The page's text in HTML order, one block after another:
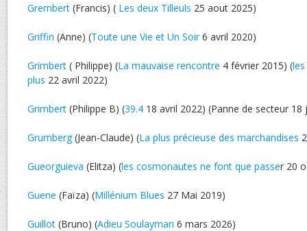
Grembert (Francis) ( Les deux Tilleuls 25 aout 2025)
Griffin (Anne) (Toute une Vie et Un Soir6 avril 2020)
Grimbert ( Philippe) (La mauvaise rencontre 4 février 2015) (
plus 22 avril 2022)
Grimbert (Philippe B) (39.4 18 avril 2022) (Panne de secteur 18
Grumberg(Jean-Claude) (La plus précieuse des marchandises
Gueorguieva (Elitza) (les cosmonautes ne font que passer 20
Guene (Faïza) (Millénium Blues 27 Mai 2019)
Guillot (Bruno) (Adieu Soulayman 6 mars 2026)